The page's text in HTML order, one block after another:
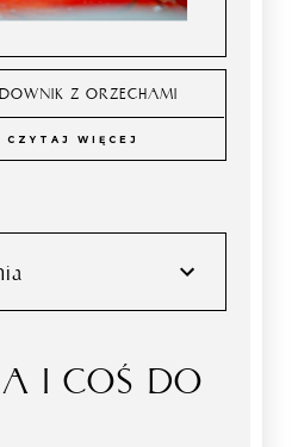
Z ORZECHAMI
CZYTAJ WIĘCEJ
I COŚ DO